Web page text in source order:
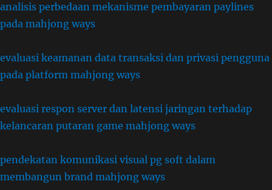
analisis perbedaan mekanisme pembayaran paylines
pada mahjong ways
evaluasi keamanan data transaksi dan privasi pengguna
pada platform mahjong ways
evaluasi respon server dan latensi jaringan terhadap
kelancaran putaran game mahjong ways
pendekatan komunikasi visual pg soft dalam
membangun brand mahjong ways